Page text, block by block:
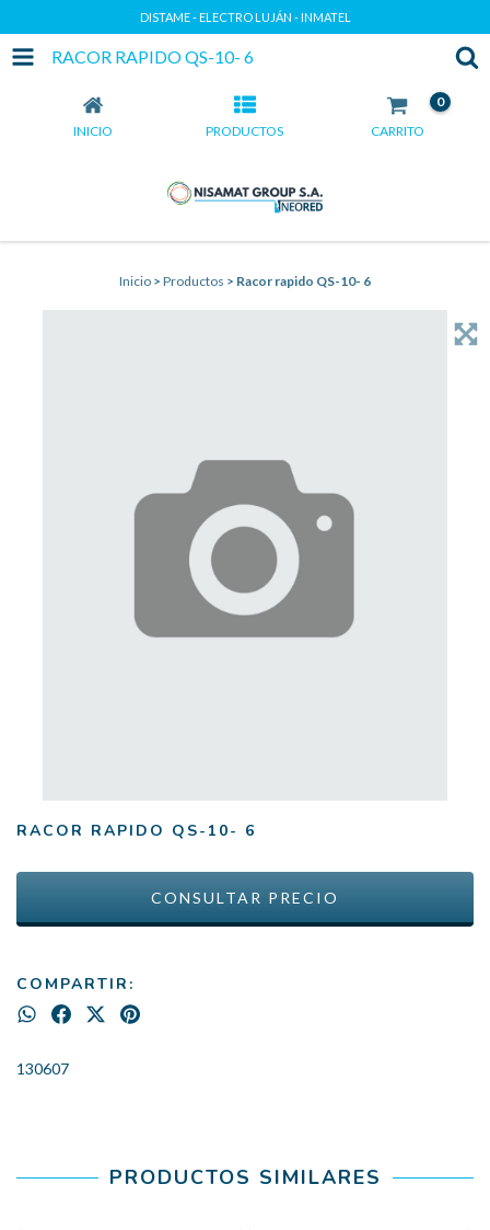
DISTAME - ELECTRO LUJÁN - INMATEL
RACOR RAPIDO QS-10- 6
INICIO PRODUCTOS CARRITO
0
Inicio > Productos > Racor rapido QS-10- 6
RACOR RAPIDO QS-10- 6
COMPARTIR:
130607
PRODUCTOS SIMILARES